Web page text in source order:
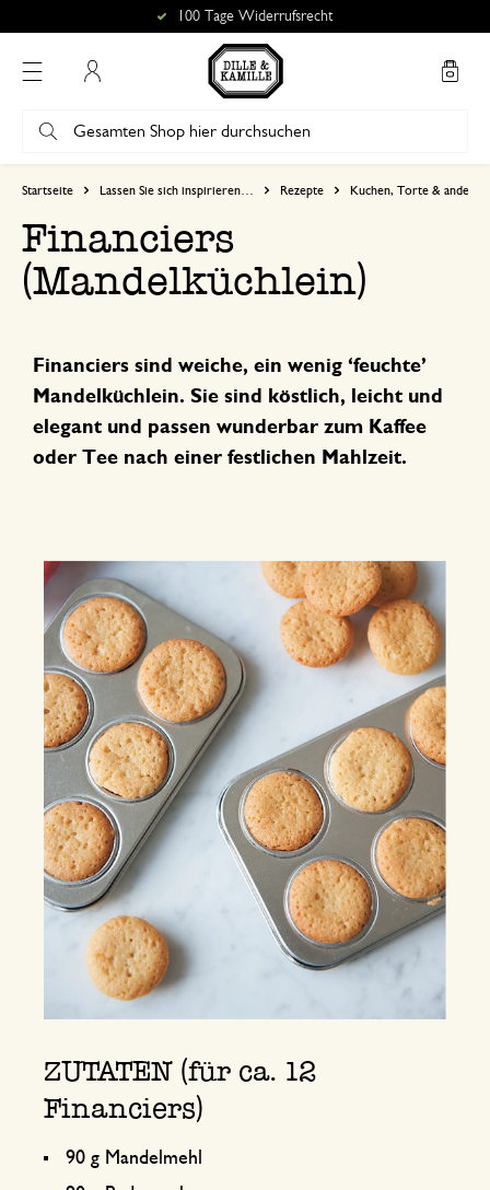
100 Tage Widerrufsrecht
Startseite Lassen Sie sich inspirieren… Rezepte Kuchen, Torte & anderes
Financiers
(Mandelküchlein)
Financiers sind weiche, ein wenig ‘feuchte’
Mandelküchlein. Sie sind köstlich, leicht und
elegant und passen wunderbar zum Kaffee
oder Tee nach einer festlichen Mahlzeit.
ZUTATEN (für ca. 12
Financiers)
90 g Mandelmehl